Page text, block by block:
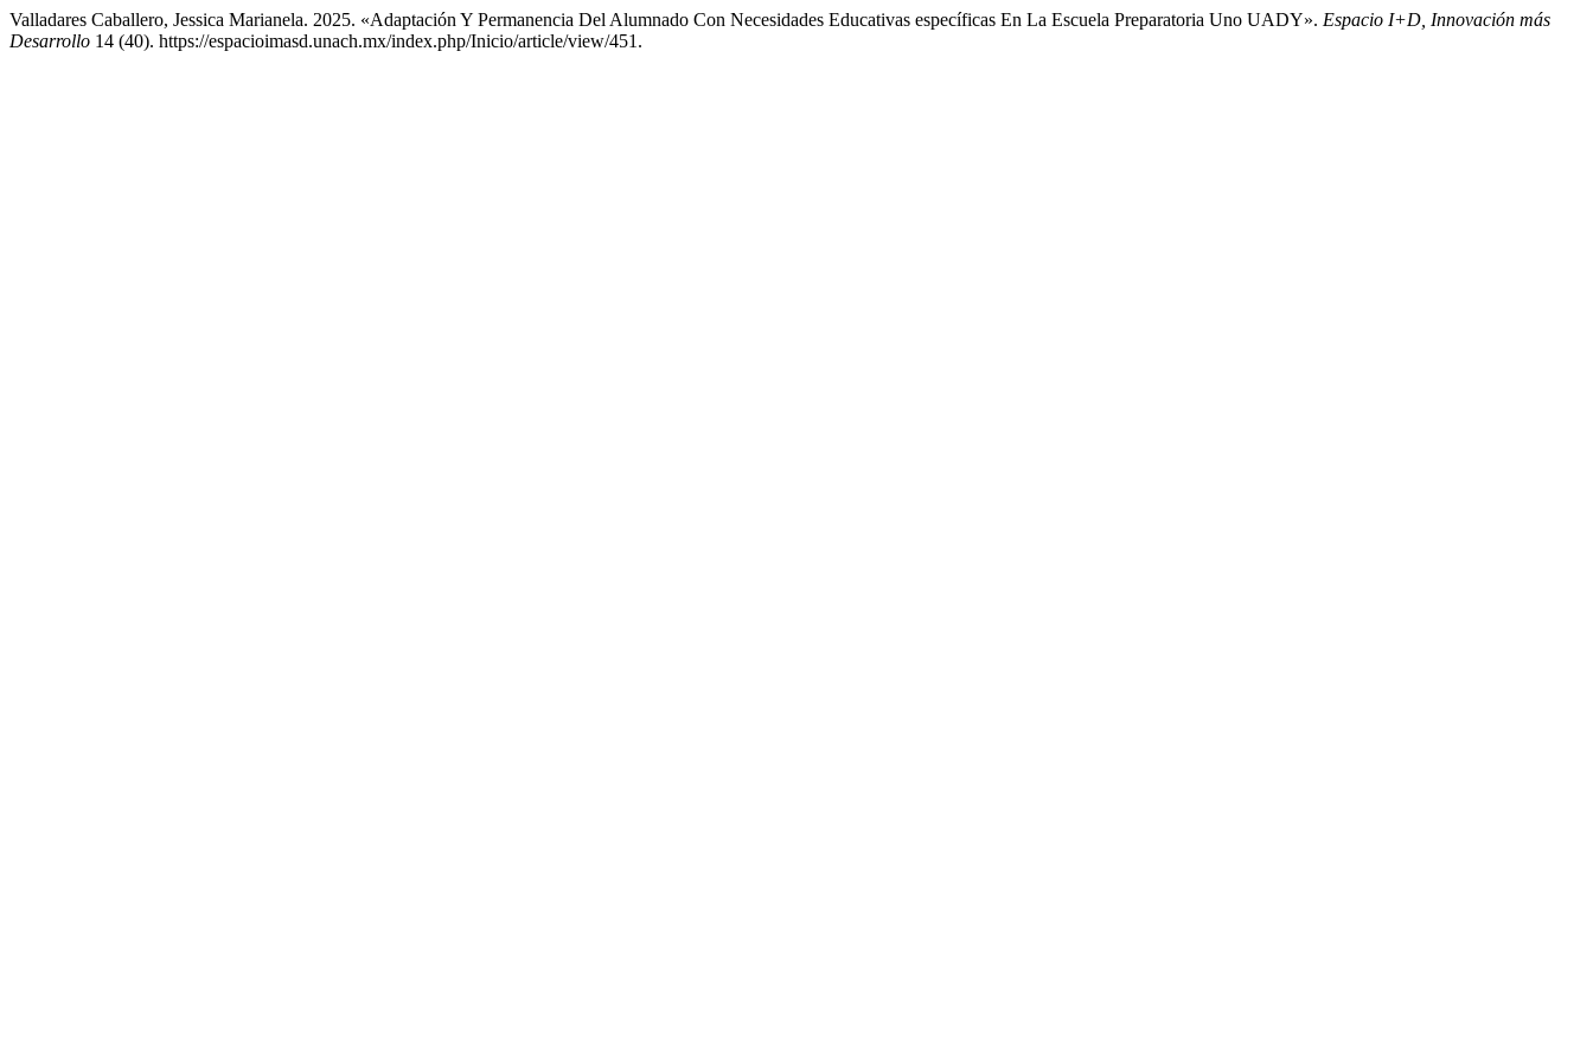
Valladares Caballero, Jessica Marianela. 2025. «Adaptación Y Permanencia Del Alumnado Con Necesidades Educativas específicas En La Escuela Preparatoria Uno UADY». Espacio I+D, Innovación más
Desarrollo 14 (40). https://espacioimasd.unach.mx/index.php/Inicio/article/view/451.